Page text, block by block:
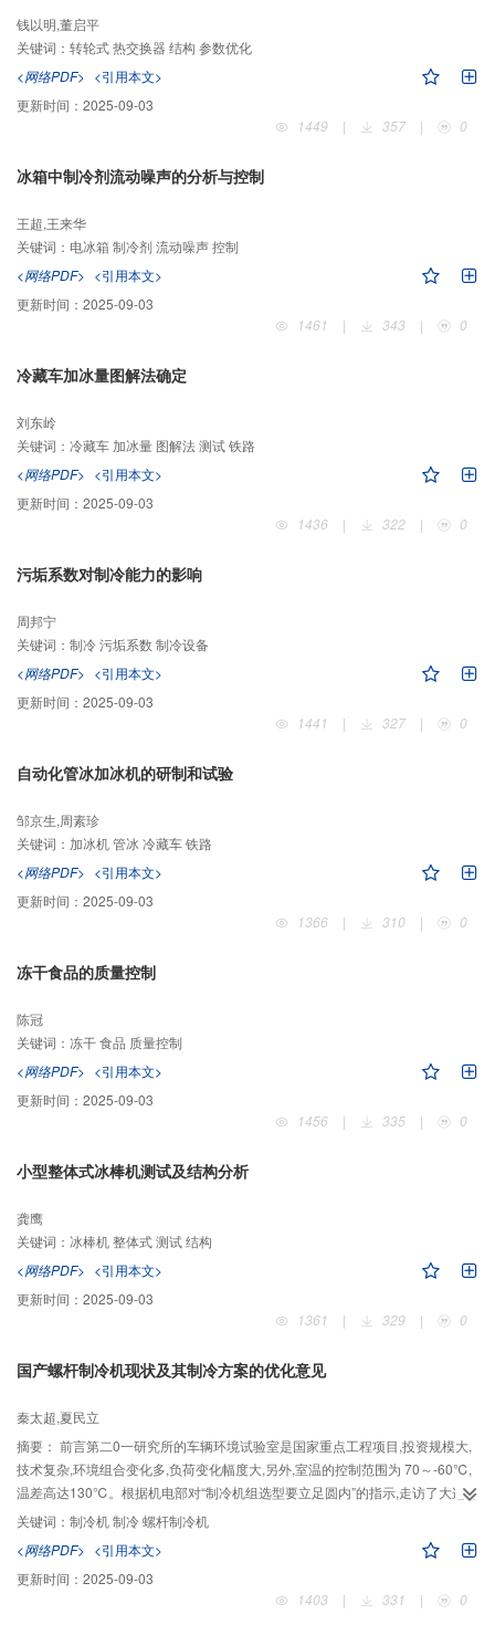
钱以明,董启平
关键词： 转轮式 热交换器 结构 参数优化
<网络PDF> <引用本文>
更新时间： 2025-09-03
1449
| 357 | 0
冰箱中制冷剂流动噪声的分析与控制
王超,王来华
关键词： 电冰箱 制冷剂 流动噪声 控制
<网络PDF> <引用本文>
更新时间： 2025-09-03
1461
| 343 | 0
冷藏车加冰量图解法确定
刘东岭
关键词： 冷藏车 加冰量 图解法 测试 铁路
<网络PDF> <引用本文>
更新时间： 2025-09-03
1436
| 322 | 0
污垢系数对制冷能力的影响
周邦宁
关键词： 制冷 污垢系数 制冷设备
<网络PDF> <引用本文>
更新时间： 2025-09-03
1441
| 327 | 0
自动化管冰加冰机的研制和试验
邹京生,周素珍
关键词： 加冰机 管冰 冷藏车 铁路
<网络PDF> <引用本文>
更新时间： 2025-09-03
1366
| 310 | 0
冻干食品的质量控制
陈冠
关键词： 冻干 食品 质量控制
<网络PDF> <引用本文>
更新时间： 2025-09-03
1456
| 335 | 0
小型整体式冰棒机测试及结构分析
龚鹰
关键词： 冰棒机 整体式 测试 结构
<网络PDF> <引用本文>
更新时间： 2025-09-03
1361
| 329 | 0
国产螺杆制冷机现状及其制冷方案的优化意见
秦太超,夏民立
摘要： 前言第二0一研究所的车辆环境试验室是国家重点工程项目,投资规模大,
技术复杂,环境组合变化多,负荷变化幅度大,另外,室温的控制范围为 70～-60℃,
温差高达130℃。根据机电部对“制冷机组选型要立足圆内”的指示,走访了大连冷
冻机厂、烟台冷冻机厂和武汉冷冻机厂。对“制冷方案优化”进行反复论证,多方
关键词： 制冷机 制冷 螺杆制冷机
<网络PDF> <引用本文>
更新时间： 2025-09-03
1403
| 331 | 0